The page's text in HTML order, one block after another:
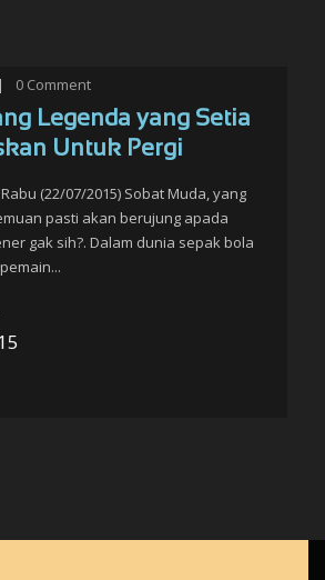
| 0 Comment
Legenda yang Setia
Untuk Pergi
Rabu (22/07/2015) Sobat Muda, yang
pasti akan berujung apada
gak sih?. Dalam dunia sepak bola